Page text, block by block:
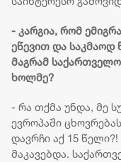
- კარგია, რომ
ეწევით და საკმაოდ
მაგრამ
ხოლმე?
- რა თქმა უნდა, მე
ევროპაში
დავრჩი აქ 15
მაკავებდა.